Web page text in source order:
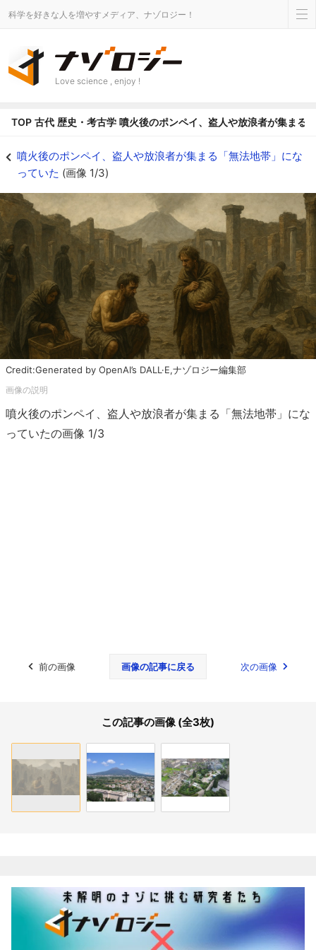
科学を好きな人を増やすメディア、ナゾロジー！
Love science , enjoy !
TOP 古代 歴史・考古学 噴火後のポンペイ、盗人や放浪者が集まる
噴火後のポンペイ、盗人や放浪者が集まる「無法地帯」にな
っていた (画像 1/3)
Credit:Generated by OpenAI’s DALL·E,ナゾロジー編集部
噴火後のポンペイ、盗人や放浪者が集まる「無法地帯」にな
っていたの画像 1/3
前の画像 画像の記事に戻る 次の画像
この記事の画像 (全3枚)